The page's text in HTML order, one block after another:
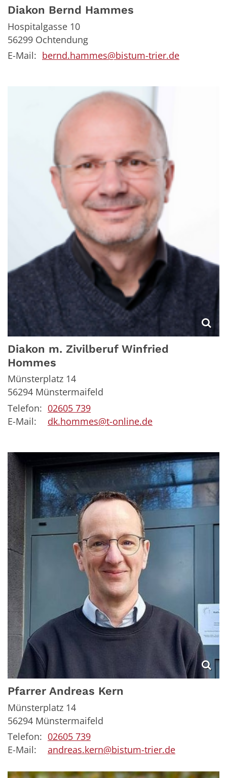
Diakon Bernd Hammes
Hospitalgasse 10
56299 Ochtendung
E-Mail: bernd.hammes@bistum-trier.de
Diakon m. Zivilberuf Winfried
Hommes
Münsterplatz 14
56294 Münstermaifeld
Telefon: 02605 739
E-Mail:
dk.hommes@t-online.de
Pfarrer Andreas Kern
Münsterplatz 14
56294 Münstermaifeld
Telefon: 02605 739
E-Mail:
andreas.kern@bistum-trier.de